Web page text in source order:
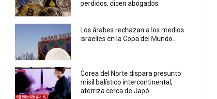
perdidos, dicen abogados
Los árabes rechazan a los medios
israelíes en la Copa del Mundo...
Corea del Norte dispara presunto
misil balístico intercontinental,
aterriza cerca de Japó...